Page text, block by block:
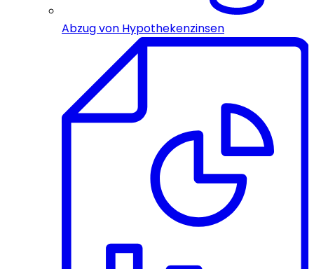
Abzug von Hypothekenzinsen